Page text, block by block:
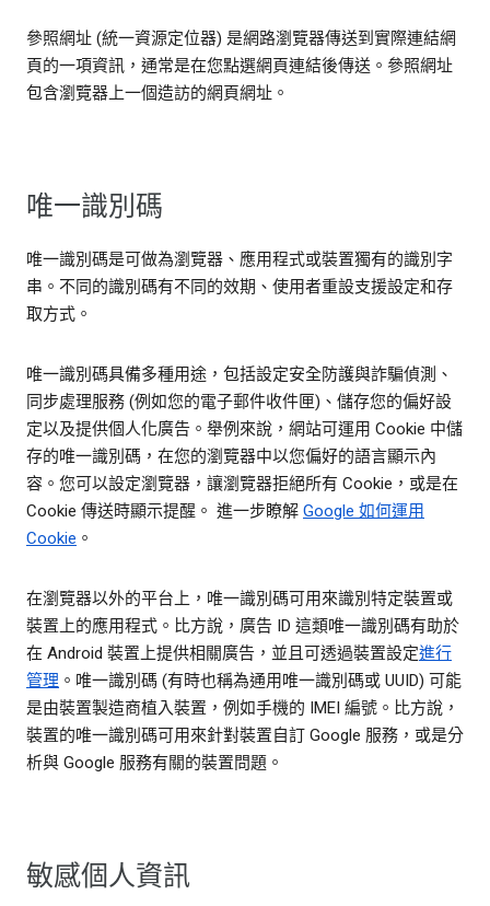
參照網址 (統一資源定位器) 是網路瀏覽器傳送到實際連結網
頁的一項資訊，通常是在您點選網頁連結後傳送。參照網址
包含瀏覽器上一個造訪的網頁網址。
唯一識別碼
唯一識別碼是可做為瀏覽器、應用程式或裝置獨有的識別字
串。不同的識別碼有不同的效期、使用者重設支援設定和存
取方式。
唯一識別碼具備多種用途，包括設定安全防護與詐騙偵測、
同步處理服務 (例如您的電子郵件收件匣)、儲存您的偏好設
定以及提供個人化廣告。舉例來說，網站可運用 Cookie 中儲
存的唯一識別碼，在您的瀏覽器中以您偏好的語言顯示內
容。您可以設定瀏覽器，讓瀏覽器拒絕所有 Cookie，或是在
Cookie 傳送時顯示提醒。 進一步瞭解 Google 如何運用
Cookie 。
在瀏覽器以外的平台上，唯一識別碼可用來識別特定裝置或
裝置上的應用程式。比方說，廣告 ID 這類唯一識別碼有助於
在 Android 裝置上提供相關廣告，並且可透過裝置設定進行
管理 。唯一識別碼 (有時也稱為通用唯一識別碼或 UUID) 可能
是由裝置製造商植入裝置，例如手機的 IMEI 編號。比方說，
裝置的唯一識別碼可用來針對裝置自訂 Google 服務，或是分
析與 Google 服務有關的裝置問題。
敏感個人資訊